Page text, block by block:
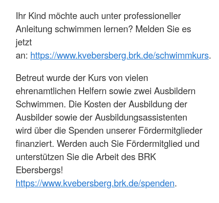
Ihr Kind möchte auch unter professioneller
Anleitung schwimmen lernen? Melden Sie es
jetzt
an: https://www.kvebersberg.brk.de/schwimmkurs.
Betreut wurde der Kurs von vielen
ehrenamtlichen Helfern sowie zwei Ausbildern
Schwimmen. Die Kosten der Ausbildung der
Ausbilder sowie der Ausbildungsassistenten
wird über die Spenden unserer Fördermitglieder
finanziert. Werden auch Sie Fördermitglied und
unterstützen Sie die Arbeit des BRK
Ebersbergs!
https://www.kvebersberg.brk.de/spenden.